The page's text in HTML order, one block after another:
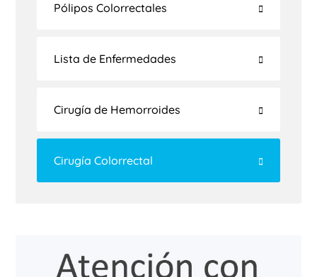
Pólipos Colorrectales
Lista de Enfermedades
Cirugía de Hemorroides
Cirugía Colorrectal